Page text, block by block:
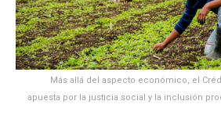
Más allá del aspecto económico, el
apuesta por la justicia social y la inclusión